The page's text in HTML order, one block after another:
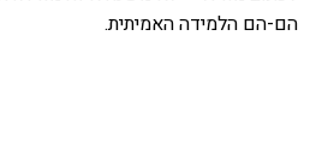
הם-הם הלמידה האמיתית.